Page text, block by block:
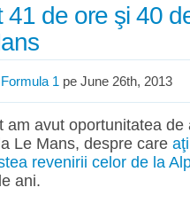
41 de ore şi 40
Formula 1 pe June 26th, 2013
am avut oportunitatea de
Le Mans, despre care
revenirii celor de la
ani.